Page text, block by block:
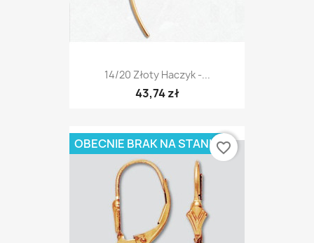
14/20 Złoty Haczyk -...
43,74 zł
OBECNIE BRAK NA STANIEfavorite_border